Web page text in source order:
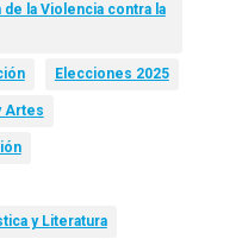
de la Violencia contra la
Elecciones 2025
Artes
y Literatura